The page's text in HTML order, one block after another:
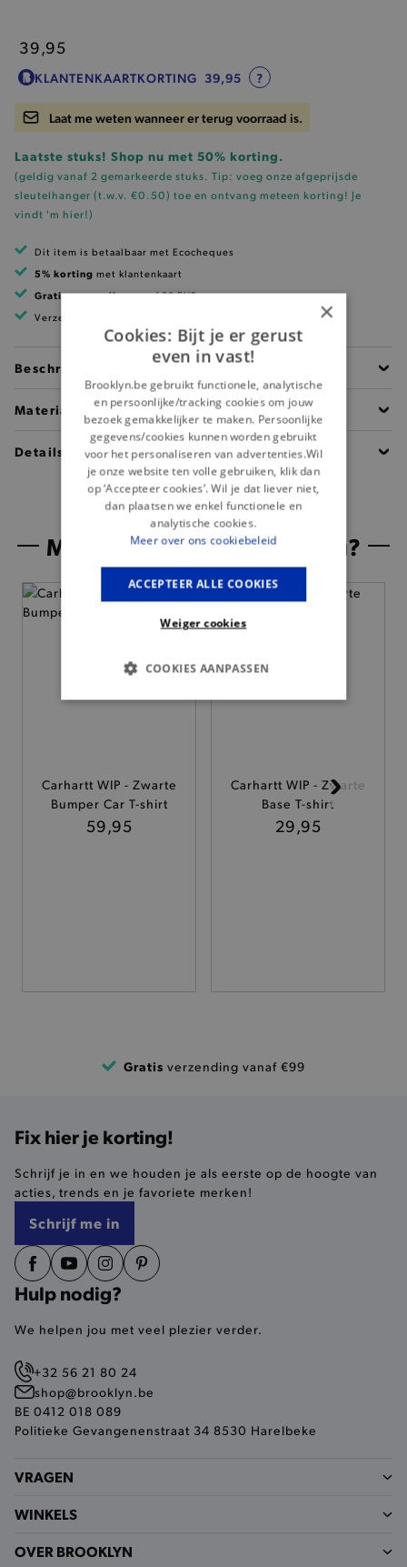
39,95
KLANTENKAARTKORTING 39,95 ?
Laat me weten wanneer er terug voorraad is.
Laatste stuks! Shop nu met 50% korting.
(geldig vanaf 2 gemarkeerde stuks. Tip: voeg onze afgeprijsde
sleutelhanger (t.w.v. €0.50) toe en ontvang meteen korting! Je
vindt 'm hier!)
Dit item is betaalbaar met Ecocheques
5% korting met klantenkaart
Gratis verzendingvanaf 99 EUR
Verzending binnen 1 à 2 werkdagen
Beschrijving
Materiaal
Details
Misschien is dit iets voor jou?
Carhartt WIP - Zwarte
Bumper Car T-shirt
59,95
Carhartt WIP - Zwarte
Base T-shirt
29,95
Gratis verzending vanaf €99
Fix hier je korting!
Schrijf je in en we houden je als eerste op de hoogte van
acties, trends en je favoriete merken!
Schrijf me in
Hulp nodig?
We helpen jou met veel plezier verder.
+32 56 21 80 24
shop@brooklyn.be
BE 0412 018 089
Politieke Gevangenenstraat 34 8530 Harelbeke
VRAGEN
WINKELS
OVER BROOKLYN
×
Cookies: Bijt je er gerust
even in vast!
Brooklyn.be gebruikt functionele, analytische
en persoonlijke/tracking cookies om jouw
bezoek gemakkelijker te maken. Persoonlijke
gegevens/cookies kunnen worden gebruikt
voor het personaliseren van advertenties.Wil
je onze website ten volle gebruiken, klik dan
op ‘Accepteer cookies’. Wil je dat liever niet,
dan plaatsen we enkel functionele en
analytische cookies.
Meer over ons cookiebeleid
ACCEPTEER ALLE COOKIES
Weiger cookies
COOKIES AANPASSEN
BASIS COOKIES
TARGETING
FUNCTIONALITEIT
smulervaring op de site en zorgen ervoor dat de
.brooklyn.be
pickupStoreVal
pickupAddress
product-out-of-stock-modal